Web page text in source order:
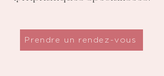
Prendre un rendez-vous